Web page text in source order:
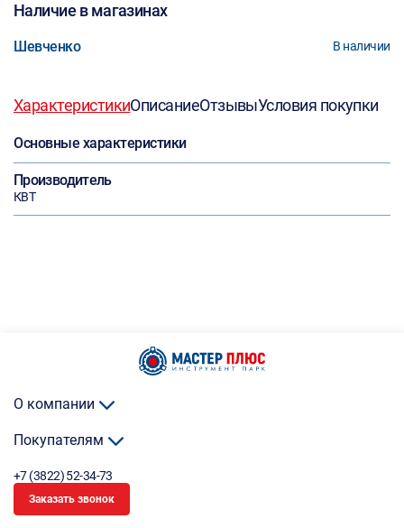
Наличие в магазинах
Шевченко В наличии
ХарактеристикиОписаниеОтзывыУсловия покупки
Основные характеристики
Производитель
КВТ
О компании
Покупателям
+7 (3822) 52-34-73
Заказать звонок